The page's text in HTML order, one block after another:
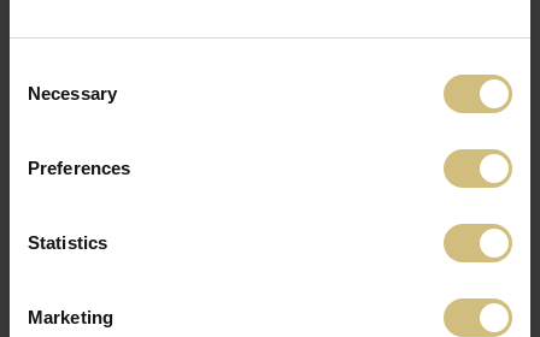
Selection
Necessary
Preferences
Statistics
Marketing